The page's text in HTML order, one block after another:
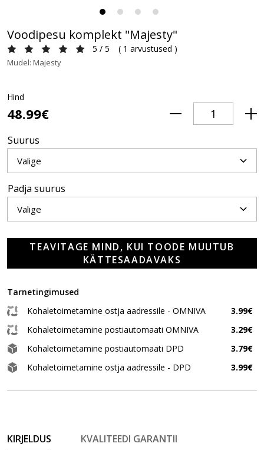
Voodipesu komplekt "Majesty"
5 / 5 ( 1 arvustused )
Mudel: Majesty
Hind
48.99€
Suurus
Padja suurus
TEAVITAGE MIND, KUI TOODE MUUTUB
KÄTTESAADAVAKS
Tarnetingimused
Kohaletoimetamine ostja aadressile - OMNIVA
3.99€
Kohaletoimetamine postiautomaati OMNIVA
3.29€
Kohaletoimetamine postiautomaati DPD
3.79€
Kohaletoimetamine ostja aadressile - DPD
3.99€
KIRJELDUS KVALITEEDI GARANTII